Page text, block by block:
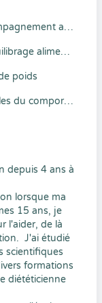
Accompagnement alimentaire
Rééquilibrage alimentaire
poids
Troubles du comportement alimentaire
depuis 4 ans à
lorsque ma
15 ans, je
l'aider, de là
J'ai étudié
scientifiques
formations
diététicienne